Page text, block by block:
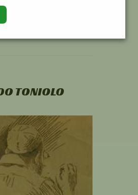
TONIOLO